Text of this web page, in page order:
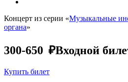
Концерт из серии «Музыкальные
органа»
300-650 ₽Входной
Купить билет